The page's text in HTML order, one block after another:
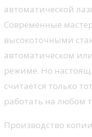
автоматической
Современные
высокоточными
автоматическом
режиме. Но
считается только
работать на любом
Производство